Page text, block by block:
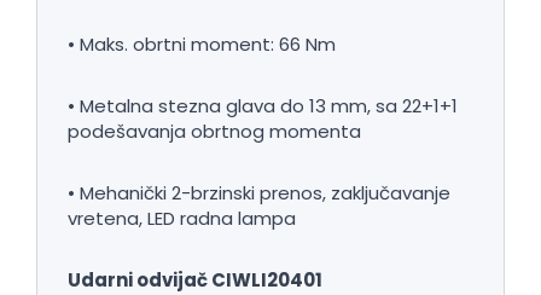
• Maks. obrtni moment: 66 Nm
• Metalna stezna glava do 13 mm, sa 22+1+1
podešavanja obrtnog momenta
• Mehanički 2-brzinski prenos, zaključavanje
vretena, LED radna lampa
Udarni odvijač CIWLI20401